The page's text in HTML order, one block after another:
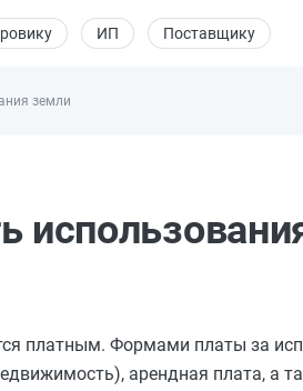
ИП Поставщику
земли
платным. Формами платы за
арендная плата, а